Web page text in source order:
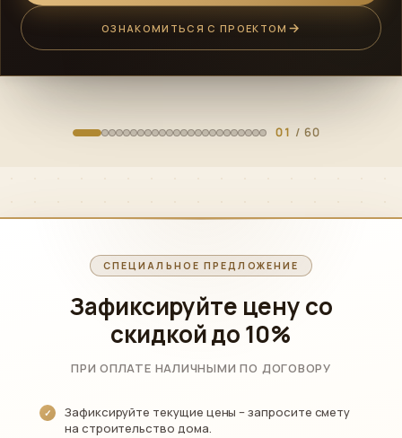
ОЗНАКОМИТЬСЯ С ПРОЕКТОМ
01 / 60
СПЕЦИАЛЬНОЕ ПРЕДЛОЖЕНИЕ
Зафиксируйте цену со
скидкойдо 10%
ПРИ ОПЛАТЕ НАЛИЧНЫМИ ПО ДОГОВОРУ
Зафиксируйте текущие цены – запросите смету
на строительство дома.